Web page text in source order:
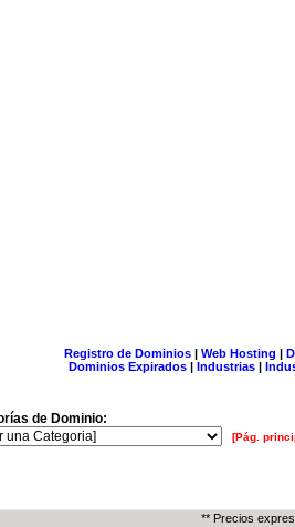
Registro de Dominios| Web Hosting |
Dominios Expirados | Industrias |
de Dominio:
[Pág.
** Precios